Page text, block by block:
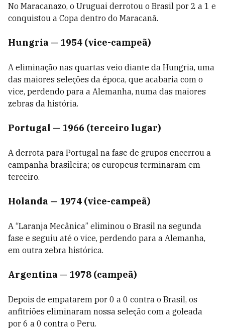
No Maracanazo, o Uruguai derrotou o Brasil por 2 a 1 e
conquistou a Copa dentro do Maracanã.
Hungria — 1954 (vice-campeã)
A eliminação nas quartas veio diante da Hungria, uma
das maiores seleções da época, que acabaria com o
vice, perdendo para a Alemanha, numa das maiores
zebras da história.
Portugal — 1966 (terceiro lugar)
A derrota para Portugal na fase de grupos encerrou a
campanha brasileira; os europeus terminaram em
terceiro.
Holanda — 1974 (vice-campeã)
A “Laranja Mecânica” eliminou o Brasil na segunda
fase e seguiu até o vice, perdendo para a Alemanha,
em outra zebra histórica.
Argentina — 1978 (campeã)
Depois de empatarem por 0 a 0 contra o Brasil, os
anfitriões eliminaram nossa seleção com a goleada
por 6 a 0 contra o Peru.